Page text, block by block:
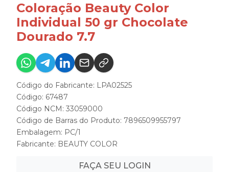
Coloração Beauty Color
Individual 50 gr Chocolate
Dourado 7.7
Código do Fabricante: LPA02525
Código: 67487
Código NCM: 33059000
Código de Barras do Produto: 7896509955797
Embalagem: PC/1
Fabricante: BEAUTY COLOR
FAÇA SEU LOGIN